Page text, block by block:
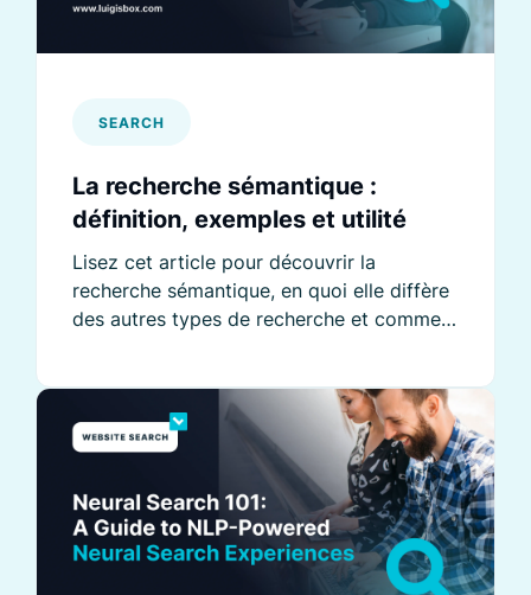
SEARCH
La recherche sémantique :
définition, exemples et utilité
Lisez cet article pour découvrir la
recherche sémantique, en quoi elle diffère
des autres types de recherche et comment